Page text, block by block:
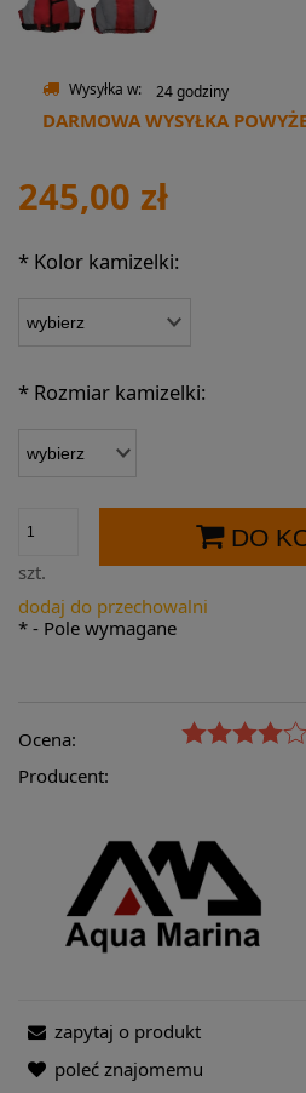
Wysyłka w: 24 godziny
DARMOWA WYSYŁKA
245,00 zł
* Kolor kamizelki:
* Rozmiar kamizelki:
szt.
DO
dodaj do przechowalni
* - Pole wymagane
Ocena:
Producent:
zapytaj o produkt
poleć znajomemu